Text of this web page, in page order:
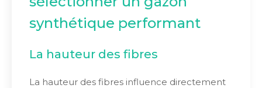
synthétique performant
La hauteur des fibres
La hauteur des fibres influence directement